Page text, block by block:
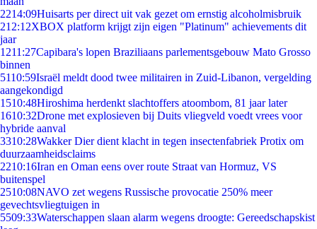
2214:09Huisarts per direct uit vak gezet om ernstig alcoholmisbruik
212:12XBOX platform krijgt zijn eigen "Platinum" achievements dit
jaar
1211:27Capibara's lopen Braziliaans parlementsgebouw Mato Grosso
binnen
5110:59Israël meldt dood twee militairen in Zuid-Libanon, vergelding
aangekondigd
1510:48Hiroshima herdenkt slachtoffers atoombom, 81 jaar later
1610:32Drone met explosieven bij Duits vliegveld voedt vrees voor
hybride aanval
3310:28Wakker Dier dient klacht in tegen insectenfabriek Protix om
duurzaamheidsclaims
2210:16Iran en Oman eens over route Straat van Hormuz, VS
buitenspel
2510:08NAVO zet wegens Russische provocatie 250% meer
gevechtsvliegtuigen in
5509:33Waterschappen slaan alarm wegens droogte: Gereedschapskist